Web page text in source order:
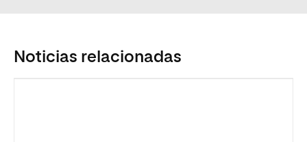
Noticias relacionadas